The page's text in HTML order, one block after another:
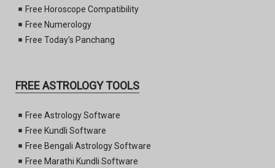
Free Horoscope Compatibility
Free Numerology
Free Today's Panchang
FREE ASTROLOGY TOOLS
Free Astrology Software
Free Kundli Software
Free Bengali Astrology Software
Free Marathi Kundli Software